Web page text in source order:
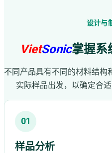
设计与
VietSonic掌握系
不同产品具有不同的材料结构
实际样品出发，以确定合
01
样品分析